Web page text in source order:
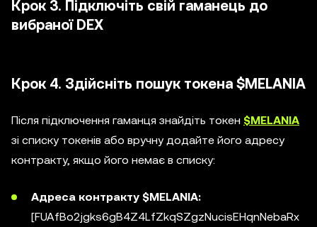
Крок 3. Підключіть свій гаманець до
вибраної DEX
Крок 4. Здійсніть пошук токена $MELANIA
Після підключення гаманця знайдіть токен $MELANIA
зі списку токенів або вручну додайте його адресу
контракту, якщо його немає в списку:
Адреса контракту $MELANIA:
[FUAfBo2jgks6gB4Z4LfZkqSZgzNucisEHqnNebaRx